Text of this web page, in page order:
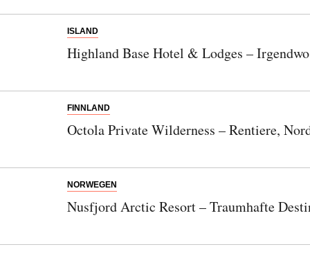
ISLAND
Highland Base Hotel & Lodges –
FINNLAND
Octola Private Wilderness – Rentiere,
NORWEGEN
Nusfjord Arctic Resort – Traumhafte